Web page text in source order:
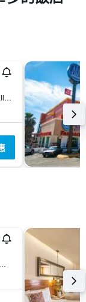
Positos #35 Esq. Juan Valle, 瓜納華托, 瓜納華托, 墨西哥
Jardin de la Union 12, 瓜納華托, 瓜納華托, 墨西哥